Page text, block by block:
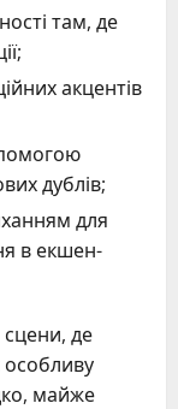
там, де
акцентів
дублів;
для
в екшен-
де
особливу
майже